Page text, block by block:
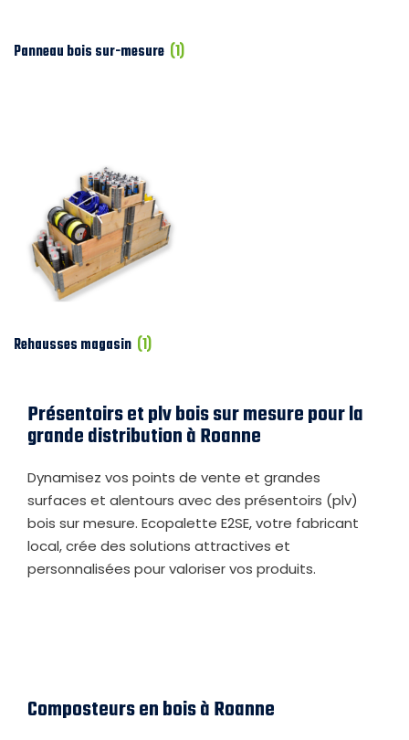
Panneau bois sur-mesure (1)
Rehausses magasin (1)
Présentoirs et plv bois sur mesure pour la
grande distribution à Roanne
Dynamisez vos points de vente et grandes
surfaces et alentours avec des présentoirs (plv)
bois sur mesure. Ecopalette E2SE, votre fabricant
local, crée des solutions attractives et
personnalisées pour valoriser vos produits.
Composteurs en bois à Roanne